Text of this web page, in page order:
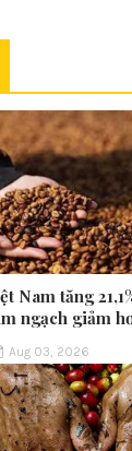
Nam tăng
ngạch giảm
Aug 03, 2026